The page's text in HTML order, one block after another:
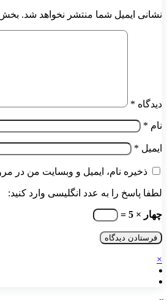
نشانی ایمیل شما منتشر نخواهد شد.
دیدگاه *
نام *
ایمیل *
ذخیره نام، ایمیل و وبسایت من در
لطفا پاسخ را به عدد انگلیسی وارد کنید:
چهار × 5 =
×